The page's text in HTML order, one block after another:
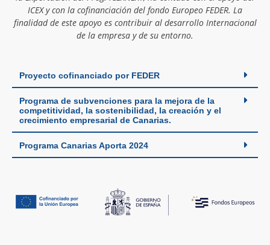
ICEX y con la cofinanciación del fondo Europeo FEDER. La
finalidad de este apoyo es contribuir al desarrollo Internacional
de la empresa y de su entorno.
Proyecto cofinanciado por FEDER
Programa de subvenciones para la mejora de la
competitividad, la sostenibilidad, la creación y el
crecimiento empresarial de Canarias.
Programa Canarias Aporta 2024